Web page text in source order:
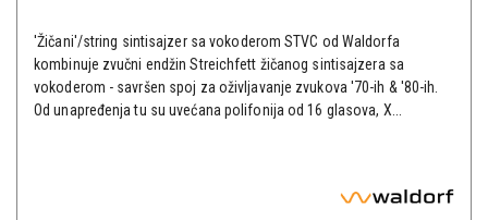
'Žičani'/string sintisajzer sa vokoderom STVC od Waldorfa
kombinuje zvučni endžin Streichfett žičanog sintisajzera sa
vokoderom - savršen spoj za oživljavanje zvukova '70-ih & '80-ih.
Od unapređenja tu su uvećana polifonija od 16 glasova, X...